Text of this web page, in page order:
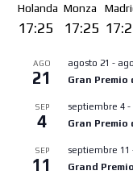
Holanda
17:25
Monza
17:25
AGO
21
agosto 21 -
Gran Premio
SEP
4
septiembre 4 -
Gran
SEP
11
septiembre 11
Grand